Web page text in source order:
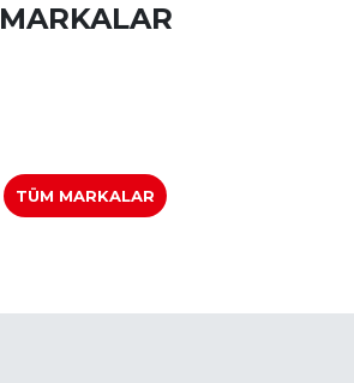
MARKALAR
TÜM MARKALAR